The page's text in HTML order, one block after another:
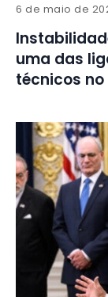
6 de maio de
uma das
técnicos